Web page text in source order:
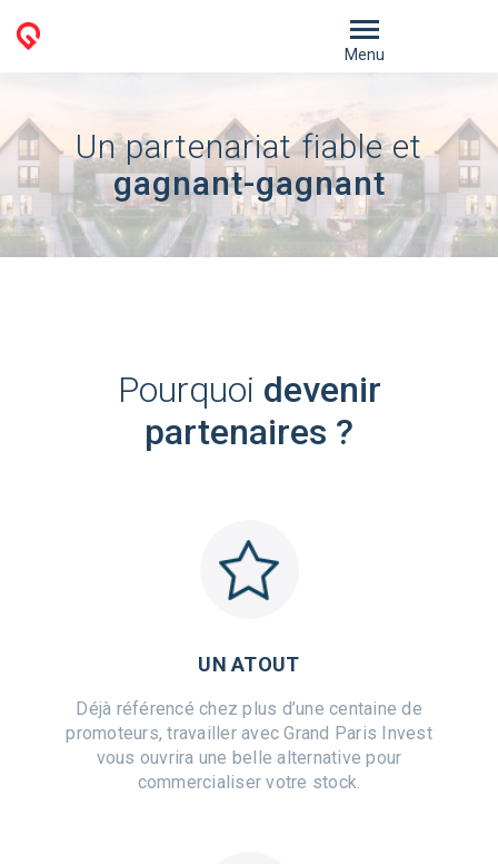
Menu
Un partenariat fiable et
gagnant-gagnant
Pourquoi devenir
partenaires ?
UN ATOUT
Déjà référencé chez plus d’une centaine de
promoteurs, travailler avec Grand Paris Invest
vous ouvrira une belle alternative pour
commercialiser votre stock.